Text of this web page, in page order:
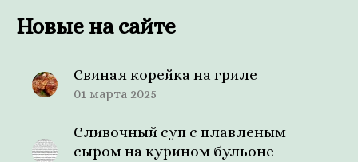
Новые на сайте
Свиная корейка на гриле
01 марта 2025
Сливочный суп с плавленым
сыром на курином бульоне